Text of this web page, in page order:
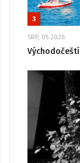
3
SRP, 05 2026